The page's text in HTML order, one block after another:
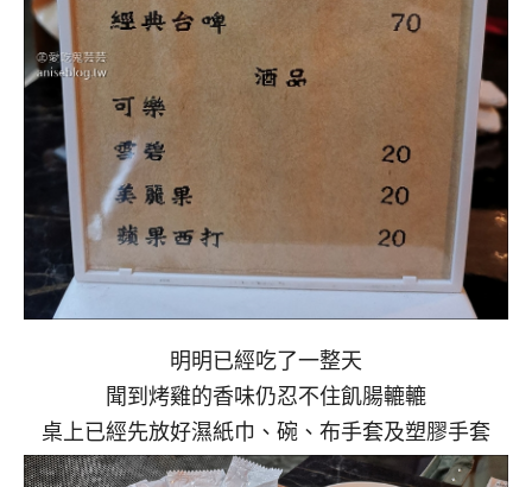
明明已經吃了一整天
聞到烤雞的香味仍忍不住飢腸轆轆
桌上已經先放好濕紙巾、碗、布手套及塑膠手套